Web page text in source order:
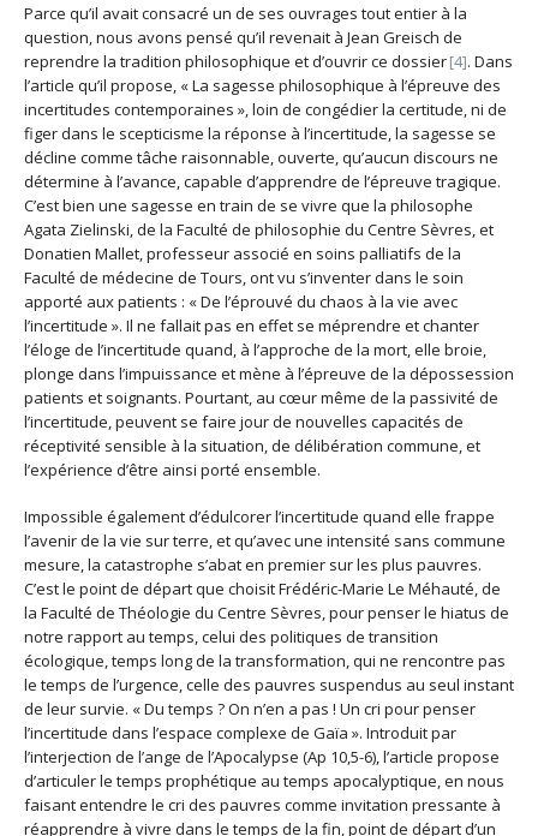
Parce qu’il avait consacré un de ses ouvrages tout entier à la
question, nous avons pensé qu’il revenait à Jean Greisch de
reprendre la tradition philosophique et d’ouvrir ce dossier[4]. Dans
l’article qu’il propose, « La sagesse philosophique à l’épreuve des
incertitudes contemporaines », loin de congédier la certitude, ni de
figer dans le scepticisme la réponse à l’incertitude, la sagesse se
décline comme tâche raisonnable, ouverte, qu’aucun discours ne
détermine à l’avance, capable d’apprendre de l’épreuve tragique.
C’est bien une sagesse en train de se vivre que la philosophe
Agata Zielinski, de la Faculté de philosophie du Centre Sèvres, et
Donatien Mallet, professeur associé en soins palliatifs de la
Faculté de médecine de Tours, ont vu s’inventer dans le soin
apporté aux patients : « De l’éprouvé du chaos à la vie avec
l’incertitude ». Il ne fallait pas en effet se méprendre et chanter
l’éloge de l’incertitude quand, à l’approche de la mort, elle broie,
plonge dans l’impuissance et mène à l’épreuve de la dépossession
patients et soignants. Pourtant, au cœur même de la passivité de
l’incertitude, peuvent se faire jour de nouvelles capacités de
réceptivité sensible à la situation, de délibération commune, et
l’expérience d’être ainsi porté ensemble.
Impossible également d’édulcorer l’incertitude quand elle frappe
l’avenir de la vie sur terre, et qu’avec une intensité sans commune
mesure, la catastrophe s’abat en premier sur les plus pauvres.
C’est le point de départ que choisit Frédéric-Marie Le Méhauté, de
la Faculté de Théologie du Centre Sèvres, pour penser le hiatus de
notre rapport au temps, celui des politiques de transition
écologique, temps long de la transformation, qui ne rencontre pas
le temps de l’urgence, celle des pauvres suspendus au seul instant
de leur survie. « Du temps ? On n’en a pas ! Un cri pour penser
l’incertitude dans l’espace complexe de Gaïa ». Introduit par
l’interjection de l’ange de l’Apocalypse (Ap 10,5-6), l’article propose
d’articuler le temps prophétique au temps apocalyptique, en nous
faisant entendre le cri des pauvres comme invitation pressante à
réapprendre à vivre dans le temps de la fin, point de départ d’un